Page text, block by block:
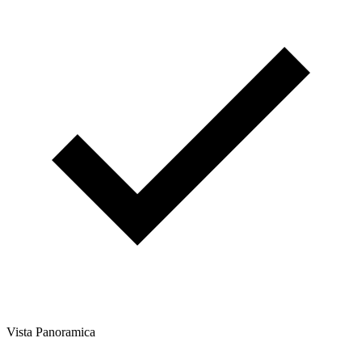
Vista Panoramica